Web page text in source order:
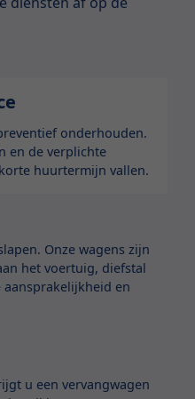
onderhouden.
en de verplichte
huurtermijn vallen.
Onze wagens zijn
het voertuig, diefstal
en
u een vervangwagen